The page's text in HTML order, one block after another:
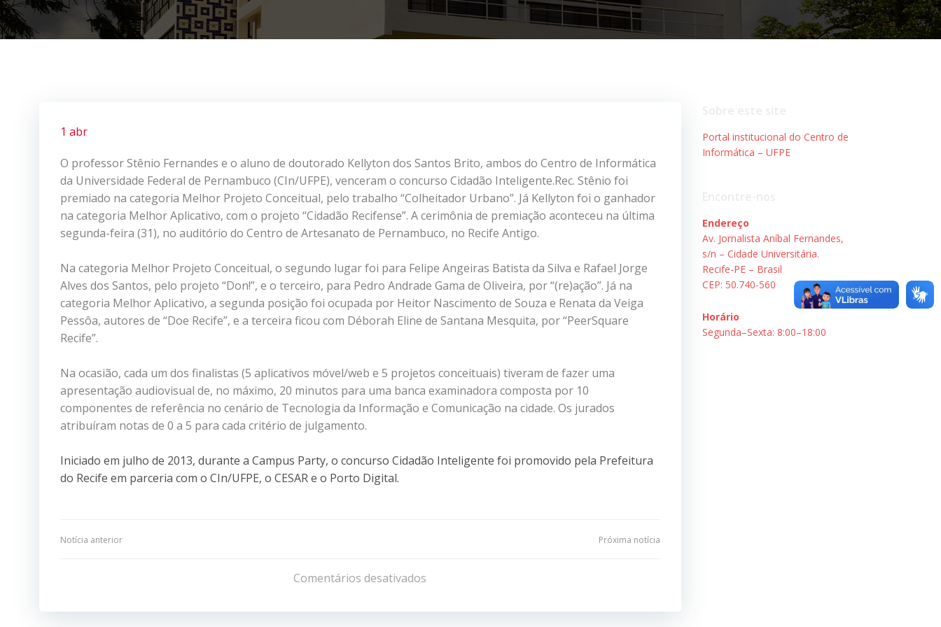
1 abr
O professor Stênio Fernandes e o aluno de doutorado Kellyton dos Santos Brito, ambos do Centro de Informática
da Universidade Federal de Pernambuco (CIn/UFPE), venceram o concurso Cidadão Inteligente.Rec. Stênio foi
premiado na categoria Melhor Projeto Conceitual, pelo trabalho “Colheitador Urbano”. Já Kellyton foi o ganhador
na categoria Melhor Aplicativo, com o projeto “Cidadão Recifense”. A cerimônia de premiação aconteceu na última
segunda-feira (31), no auditório do Centro de Artesanato de Pernambuco, no Recife Antigo.
Na categoria Melhor Projeto Conceitual, o segundo lugar foi para Felipe Angeiras Batista da Silva e Rafael Jorge
Alves dos Santos, pelo projeto “Don!”, e o terceiro, para Pedro Andrade Gama de Oliveira, por “(re)ação”. Já na
categoria Melhor Aplicativo, a segunda posição foi ocupada por Heitor Nascimento de Souza e Renata da Veiga
Pessôa, autores de “Doe Recife”, e a terceira ficou com Déborah Eline de Santana Mesquita, por “PeerSquare
Recife”.
Na ocasião, cada um dos finalistas (5 aplicativos móvel/web e 5 projetos conceituais) tiveram de fazer uma
apresentação audiovisual de, no máximo, 20 minutos para uma banca examinadora composta por 10
componentes de referência no cenário de Tecnologia da Informação e Comunicação na cidade. Os jurados
atribuíram notas de 0 a 5 para cada critério de julgamento.
Iniciado em julho de 2013, durante a Campus Party, o concurso Cidadão Inteligente foi promovido pela Prefeitura
do Recife em parceria com o CIn/UFPE, o CESAR e o Porto Digital.
Navegação
Post
Notícia anterior
de
Post
Próxima notícia
Comentários desativados
Portal institucional do Centro de
Informática – UFPE
Endereço
Av. Jornalista Aníbal Fernandes,
s/n – Cidade Universitária.
Recife-PE – Brasil
CEP: 50.740-560
Horário
Segunda–Sexta: 8:00–18:00